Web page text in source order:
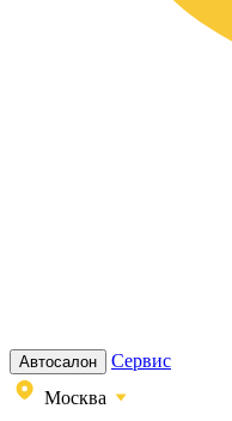
Автосалон
Сервис
Москва